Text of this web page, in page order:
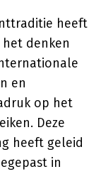
heeft
denken
en
op het
Deze
heeft geleid
in